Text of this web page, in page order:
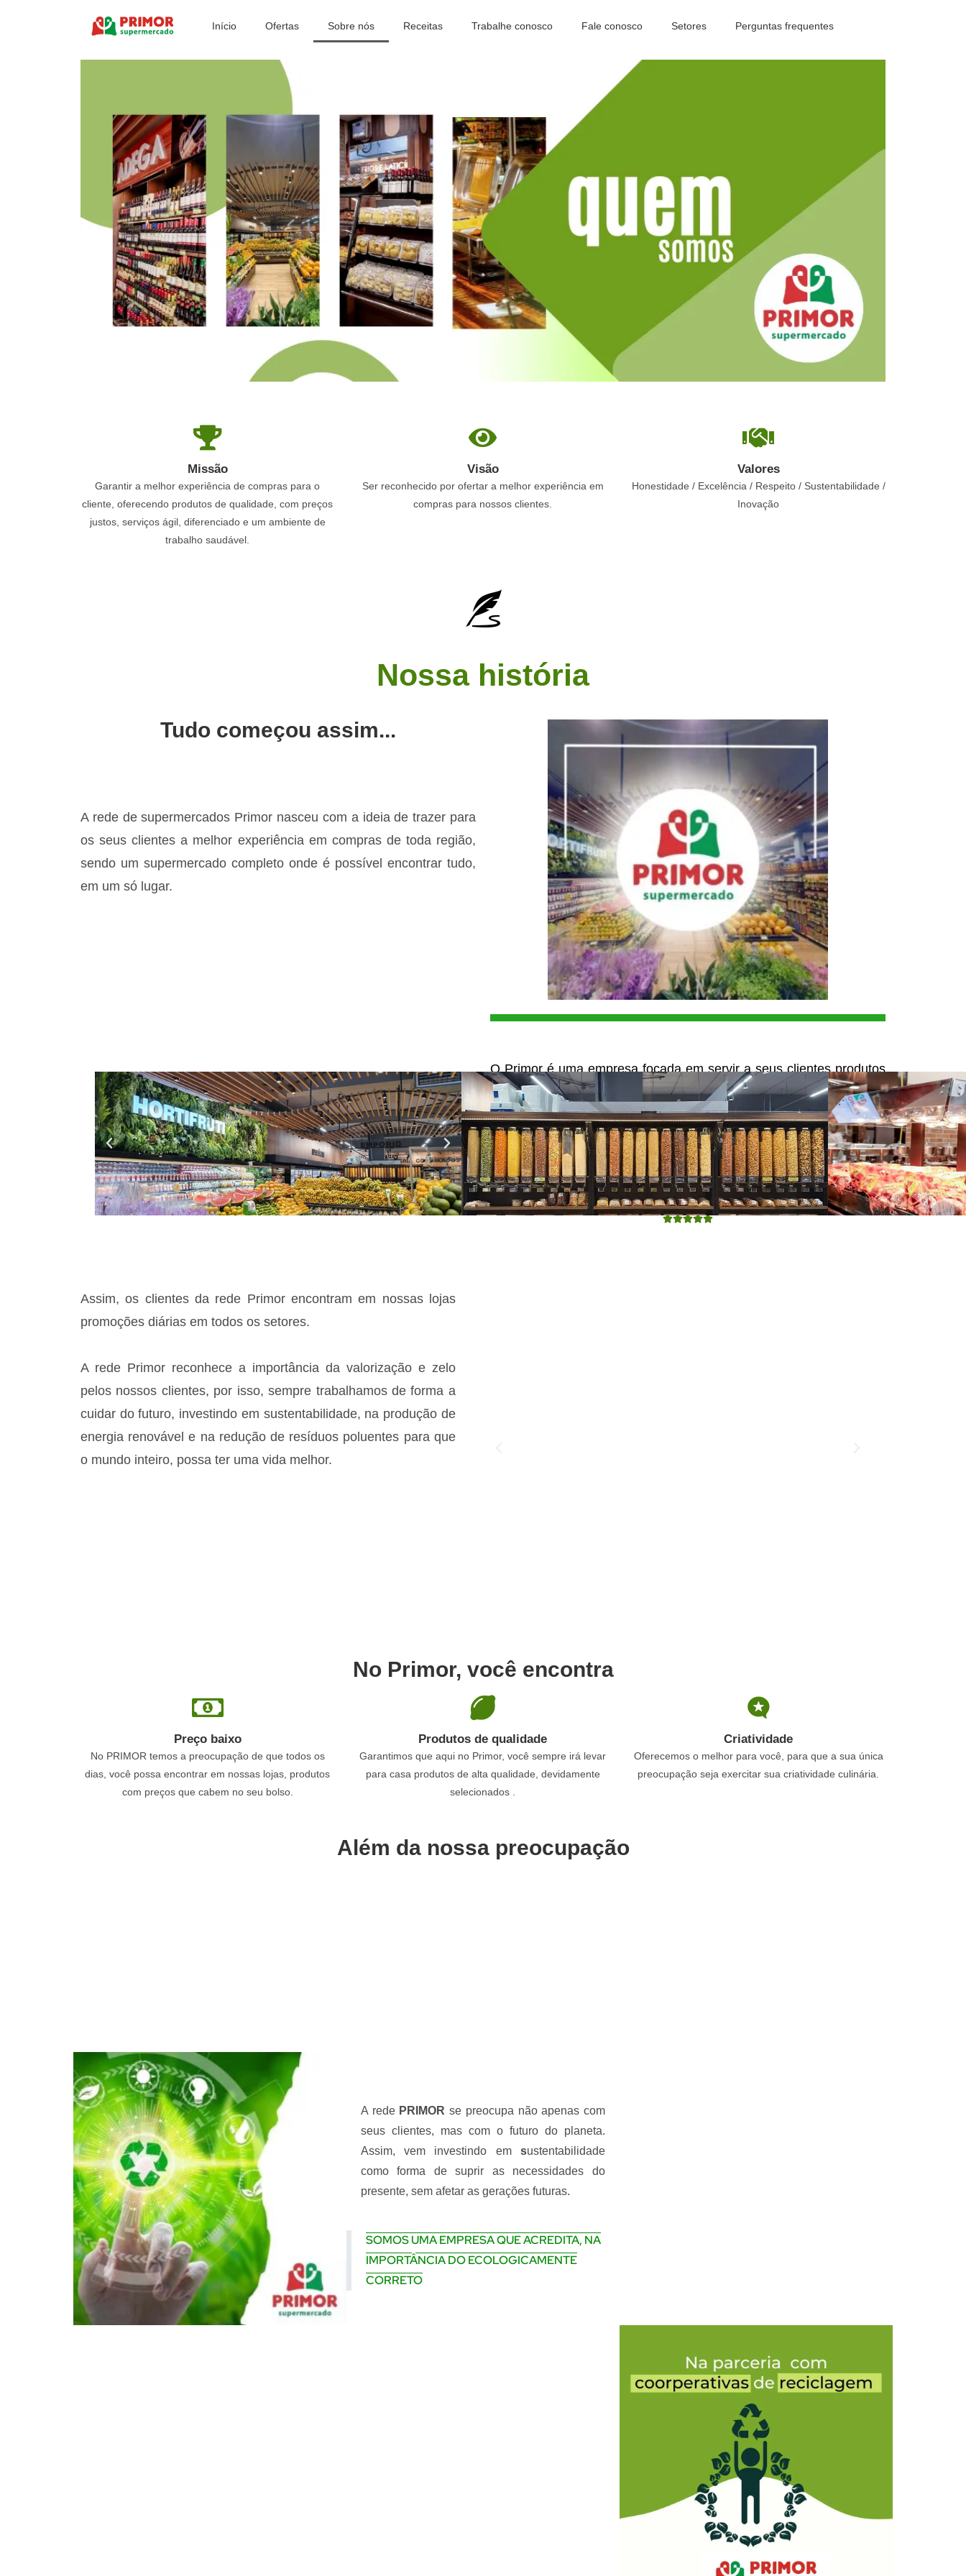
Início Ofertas Sobre nós Receitas Trabalhe conosco Fale conosco Setores Perguntas frequentes
Missão
Garantir a melhor experiência de compras para o
cliente, oferecendo produtos de qualidade, com preços
justos, serviços ágil, diferenciado e um ambiente de
trabalho saudável.
Visão
Ser reconhecido por ofertar a melhor experiência em
compras para nossos clientes.
Valores
Honestidade / Excelência / Respeito / Sustentabilidade /
Inovação
Nossa história
Tudo começou assim...
A rede de supermercados Primor nasceu com a ideia de trazer para
os seus clientes a melhor experiência em compras de toda região,
sendo um supermercado completo onde é possível encontrar tudo,
em um só lugar.
O Primor é uma empresa focada em servir a seus clientes produtos
de extrema qualidade, atendimento humanizado, ágil, além da
preocupação em cuidar dos seus colaboradores. Hoje, todas as
lojas ofertam aos nossos clientes padaria, hortifrúti, açougue,
rotisseria, pizzaria, tudo sendo preparado com grande zelo,
utilizando em sua produção produtos de primeira linha.

Assim, os clientes da rede Primor encontram em nossas lojas
promoções diárias em todos os setores.
A rede Primor reconhece a importância da valorização e zelo
pelos nossos clientes, por isso, sempre trabalhamos de forma a
cuidar do futuro, investindo em sustentabilidade, na produção de
energia renovável e na redução de resíduos poluentes para que
o mundo inteiro, possa ter uma vida melhor.
No Primor, você encontra
Preço baixo
No PRIMOR temos a preocupação de que todos os
dias, você possa encontrar em nossas lojas, produtos
com preços que cabem no seu bolso.
Produtos de qualidade
Garantimos que aqui no Primor, você sempre irá levar
para casa produtos de alta qualidade, devidamente
selecionados .
Criatividade
Oferecemos o melhor para você, para que a sua única
preocupação seja exercitar sua criatividade culinária.
Além da nossa preocupação
A rede PRIMOR se preocupa não apenas com
seus clientes, mas com o futuro do planeta.
Assim, vem investindo emsustentabilidade
como forma de suprir as necessidades do
presente, sem afetar as gerações futuras.
SOMOS UMA EMPRESA QUE ACREDITA, NA
IMPORTÂNCIA DO ECOLOGICAMENTE
CORRETO